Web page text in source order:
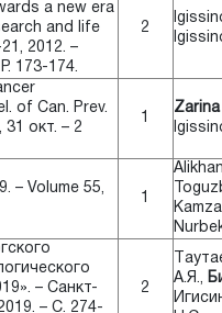
a new era
and life
2012. –
173-174.
2
of Can. Prev.
окт. – 2
1
– Volume 55,
1
– Санкт-
– С. 274-
2
А.Я.,